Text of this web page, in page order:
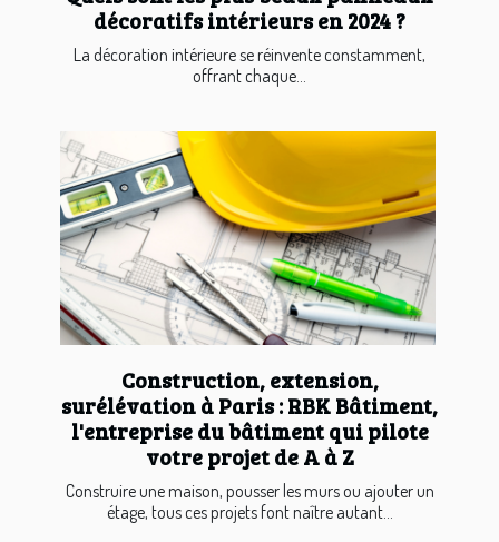
décoratifs intérieurs en 2024 ?
La décoration intérieure se réinvente constamment,
offrant chaque...
Construction, extension,
surélévation à Paris : RBK Bâtiment,
l'entreprise du bâtiment qui pilote
votre projet de A à Z
Construire une maison, pousser les murs ou ajouter un
étage, tous ces projets font naître autant...